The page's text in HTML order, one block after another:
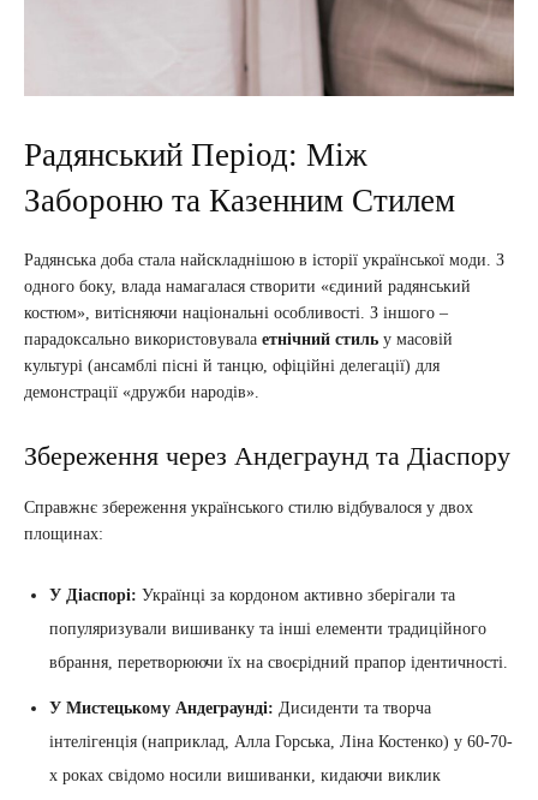
Радянський Період: Між
Забороню та Казенним Стилем
Радянська доба стала найскладнішою в історії української моди. З
одного боку, влада намагалася створити «єдиний радянський
костюм», витісняючи національні особливості. З іншого –
парадоксально використовувала етнічний стиль у масовій
культурі (ансамблі пісні й танцю, офіційні делегації) для
демонстрації «дружби народів».
Збереження через Андеграунд та Діаспору
Справжнє збереження українського стилю відбувалося у двох
площинах:
У Діаспорі: Українці за кордоном активно зберігали та
популяризували вишиванку та інші елементи традиційного
вбрання, перетворюючи їх на своєрідний прапор ідентичності.
У Мистецькому Андеграунді: Дисиденти та творча
інтелігенція (наприклад, Алла Горська, Ліна Костенко) у 60-70-
х роках свідомо носили вишиванки, кидаючи виклик